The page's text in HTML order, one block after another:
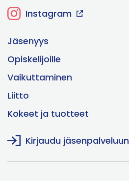
Instagram
Jäsenyys
Opiskelijoille
Vaikuttaminen
Liitto
Kokeet ja tuotteet
Kirjaudu jäsenpalveluun